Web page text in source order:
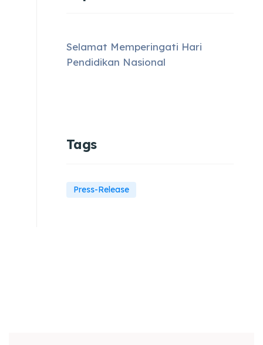
Selamat Memperingati Hari
Pendidikan Nasional
Tags
Press-Release